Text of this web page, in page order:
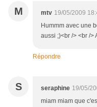
M mtv 19/05/2009
Hummm avec une
aussi ;)<br /> <br />
Répondre
S seraphine 19/05/
miam miam que